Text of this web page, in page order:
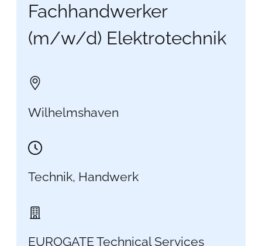
Fachhandwerker
(m/w/d) Elektrotechnik
Wilhelmshaven
Technik, Handwerk
EUROGATE Technical Services